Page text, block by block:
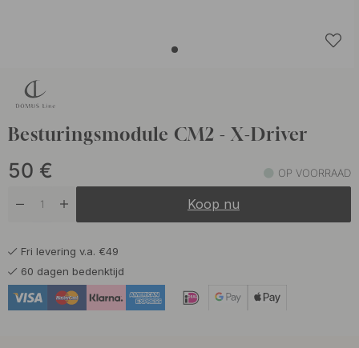
Besturingsmodule CM2 - X-Driver
50 € OP VOORRAAD
Koop nu
Fri levering v.a. €49
60 dagen bedenktijd